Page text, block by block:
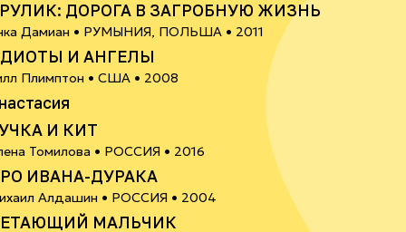
ДОРОГА В ЗАГРОБНУЮ ЖИЗНЬ
Дамиан • РУМЫНИЯ, ПОЛЬША • 2011
И АНГЕЛЫ
Плимптон • США • 2008
И КИТ
Томилова • РОССИЯ • 2016
ИВАНА-ДУРАКА
Алдашин • РОССИЯ • 2004
МАЛЬЧИК